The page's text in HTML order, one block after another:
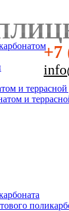
+7
и террасной
и